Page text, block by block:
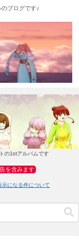
ブログです♪
の1stアルバムです
を含みます
示になる件について